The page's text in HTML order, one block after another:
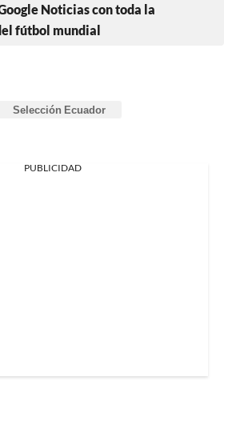
Noticias con toda la
fútbol mundial
Selección Ecuador
PUBLICIDAD